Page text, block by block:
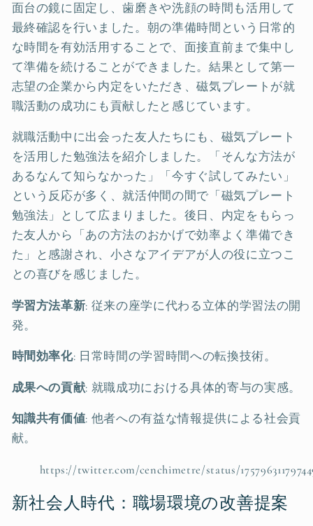
面台の鏡に固定し、歯磨きや洗顔の時間も活用して
最終確認を行いました。朝の準備時間という日常的
な時間を有効活用することで、面接直前まで集中し
て準備を続けることができました。結果として第一
志望の企業から内定をいただき、磁気プレートが就
職活動の成功にも貢献したと感じています。
就職活動中に出会った友人たちにも、磁気プレート
を活用した勉強法を紹介しました。「そんな方法が
あるなんて知らなかった」「今すぐ試してみたい」
という反応が多く、就活仲間の間で「磁気プレート
勉強法」として広まりました。後日、内定をもらっ
た友人から「あの方法のおかげで効率よく準備でき
た」と感謝され、小さなアイデアが人の役に立つこ
との喜びを感じました。
学習方法革新: 従来の座学に代わる立体的学習法の開
発。
時間効率化: 日常時間の学習時間への転換技術。
成果への貢献: 就職成功における具体的寄与の実感。
知識共有価値: 他者への有益な情報提供による社会貢
献。
https://twitter.com/cenchimetre/status/
新社会人時代：職場環境の改善提案